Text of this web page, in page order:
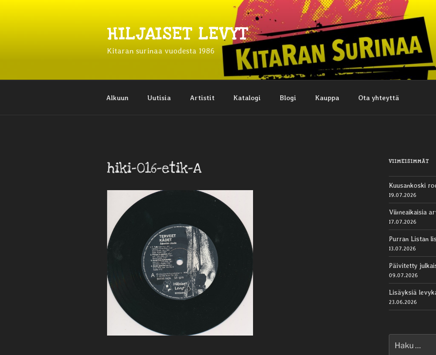
HILJAISET LEVYT
Kitaran surinaa vuodesta 1986
Alkuun Uutisia Artistit Katalogi Blogi Kauppa Ota yhteyttä
hiki-016-etik-A VIIMEISIMMÄT
Kuusankoski
19.07.2026
Viimeaikaisia
17.07.2026
Purran Listan
13.07.2026
Päivitetty
09.07.2026
Lisäyksiä
23.06.2026